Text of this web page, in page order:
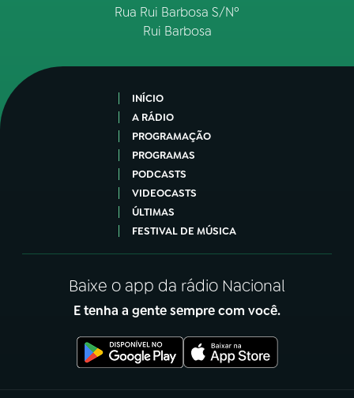
Rua Rui Barbosa S/Nº
Rui Barbosa
INÍCIO
A RÁDIO
PROGRAMAÇÃO
PROGRAMAS
PODCASTS
VIDEOCASTS
ÚLTIMAS
FESTIVAL DE MÚSICA
Baixe o app da rádio Nacional
E tenha a gente sempre com você.